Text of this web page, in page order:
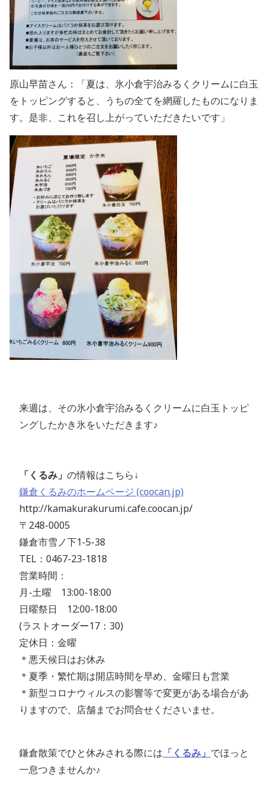
原山早苗さん：「夏は、氷小倉宇治みるくクリームに白玉
をトッピングすると、うちの全てを網羅したものになりま
す。是非、これを召し上がっていただきたいです」
来週は、その氷小倉宇治みるくクリームに白玉トッピ
ングしたかき氷をいただきます♪
「くるみ」 の情報はこちら↓
鎌倉くるみのホームページ (coocan.jp)
http://kamakurakurumi.cafe.coocan.jp/
〒248-0005
鎌倉市雪ノ下1-5-38
TEL：0467-23-1818
営業時間：
月-土曜 13:00-18:00
日曜祭日 12:00-18:00
(ラストオーダー17：30)
定休日：金曜
＊悪天候日はお休み
＊夏季・繁忙期は開店時間を早め、金曜日も営業
＊ 新型コロナウィルスの影響等で変更がある場合があ
りますので、店舗までお問合せくださいませ。
鎌倉散策でひと休みされる際には 「くるみ」 でほっと
一息つきませんか♪